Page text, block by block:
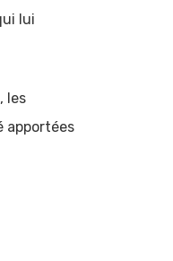
lui
les
apportées